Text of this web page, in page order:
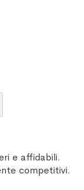
e affidabili.
competitivi.